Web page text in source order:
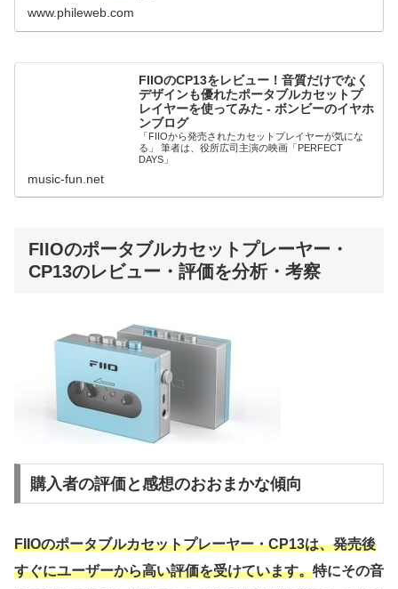
www.phileweb.com
FIIOのCP13をレビュー！音質だけでなく
デザインも優れたポータブルカセットプ
レイヤーを使ってみた - ボンビーのイヤホ
ンブログ
「FIIOから発売されたカセットプレイヤーが気にな
る」 筆者は、役所広司主演の映画「PERFECT
DAYS」
music-fun.net
FIIOのポータブルカセットプレーヤー・
CP13のレビュー・評価を分析・考察
購入者の評価と感想のおおまかな傾向
FIIOのポータブルカセットプレーヤー・CP13は、発売後
すぐにユーザーから高い評価を受けています。特にその音